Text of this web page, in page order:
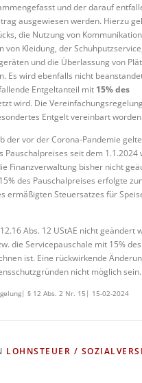
und der darauf
ausgewiesen werden. Hierzu
die Nutzung von
von Kleidung, der
und die Überlassung von
Es wird ebenfalls nicht
Entgeltanteil mit 15% des
wird. Die
Entgelt vereinbart
der vor der Corona-Pandemie
Pauschalpreises seit dem 1.1.2024
Finanzverwaltung bisher nicht
des Pauschalpreises erfolgte
ermäßigten Steuersatzes für
Abs. 12 UStAE nicht geändert
die Servicepauschale mit 15% des
ist. Eine rückwirkende
nicht möglich sein.
§ 12 Abs. 2 Nr. 15| 15-02-2024
LOHNSTEUER /